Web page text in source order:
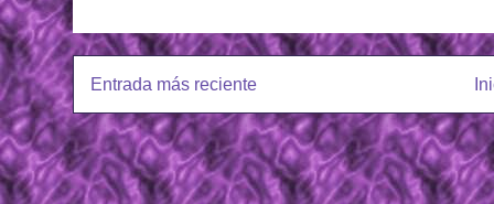
Entrada más reciente